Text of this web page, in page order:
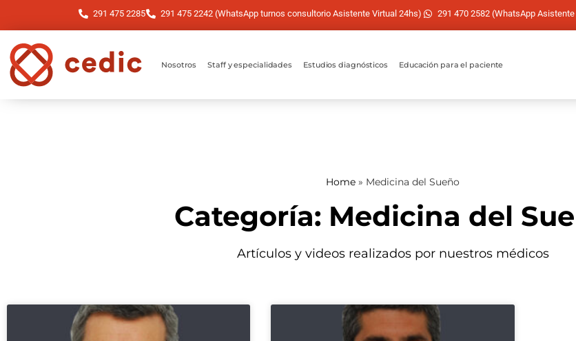
291 475 2285 291 475 2242 (WhatsApp turnos consultorio Asistente Virtual 24hs) 291 470 2582 (WhatsApp
Nosotros Staff y especialidades Estudios diagnósticos Educación para el paciente
Home » Medicina del Sueño
Categoría: Medicina del
Artículos y videos realizados por nuestros médicos